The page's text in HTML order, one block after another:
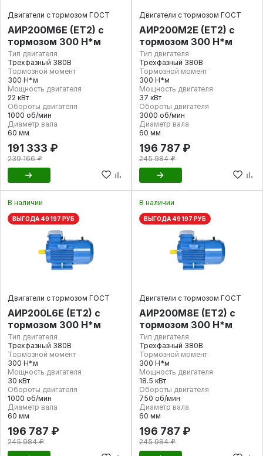
Двигатели с тормозом ГОСТ
АИР200М6E (ET2) с
тормозом 300 Н*м
Тип двигателя
Трехфазный 380В
Тормозной момент
300 Н*м
Мощность двигателя
22 кВт
Обороты двигателя
1000 об/мин
Диаметр вала
60 мм
191 333 ₽
239 166 ₽
Двигатели с тормозом ГОСТ
АИР200М2E (ET2) с
тормозом 300 Н*м
Тип двигателя
Трехфазный 380В
Тормозной момент
300 Н*м
Мощность двигателя
37 кВт
Обороты двигателя
3000 об/мин
Диаметр вала
60 мм
196 787 ₽
245 984 ₽
В наличии
ВЫГОДА 49 197 РУБ
Двигатели с тормозом ГОСТ
АИР200L6E (ET2) с
тормозом 300 Н*м
Тип двигателя
Трехфазный 380В
Тормозной момент
300 Н*м
Мощность двигателя
30 кВт
Обороты двигателя
1000 об/мин
Диаметр вала
60 мм
196 787 ₽
245 984 ₽
В наличии
ВЫГОДА 49 197 РУБ
Двигатели с тормозом ГОСТ
АИР200М8E (ET2) с
тормозом 300 Н*м
Тип двигателя
Трехфазный 380В
Тормозной момент
300 Н*м
Мощность двигателя
18.5 кВт
Обороты двигателя
750 об/мин
Диаметр вала
60 мм
196 787 ₽
245 984 ₽